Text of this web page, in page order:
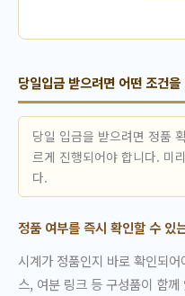
당일입금 받으려면 어떤 조건
당일 입금을 받으려면 정품
르게 진행되어야 합니다. 미
다.
정품 여부를 즉시 확인할 수 있
시계가 정품인지 바로 확인되
스, 여분 링크 등 구성품이 함